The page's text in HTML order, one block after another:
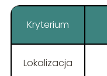
Kryterium
Lokalizacja